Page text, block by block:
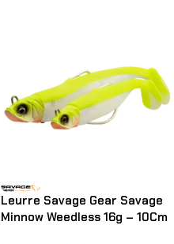
Leurre Savage Gear Savage
Minnow Weedless 16g – 10Cm